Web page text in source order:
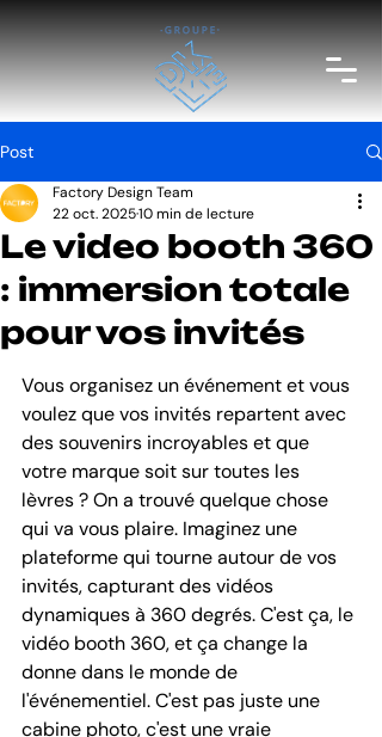
Post
Le video booth 360
: immersion totale
pour vos invités
Factory Design Team
22 oct. 202510 min de lecture
Vous organisez un événement et vous
voulez que vos invités repartent avec
des souvenirs incroyables et que
votre marque soit sur toutes les
lèvres ? On a trouvé quelque chose
qui va vous plaire. Imaginez une
plateforme qui tourne autour de vos
invités, capturant des vidéos
dynamiques à 360 degrés. C'est ça, le
vidéo booth 360, et ça change la
donne dans le monde de
l'événementiel. C'est pas juste une
cabine photo, c'est une vraie